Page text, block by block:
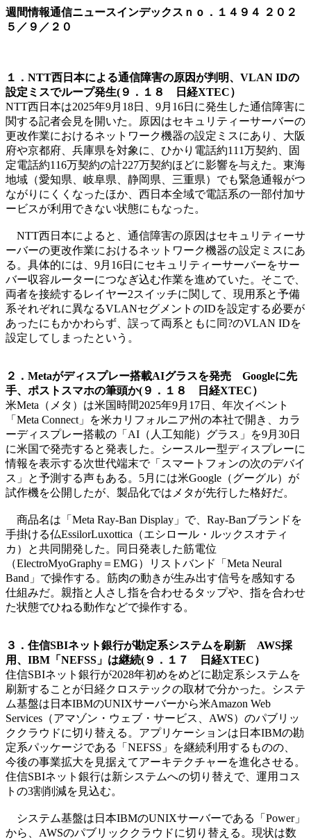
週間情報通信ニュースインデックスｎｏ． １４９４
２０２
５／９／２０
１．NTT西日本による通信障害の原因が判明、VLAN IDの
設定ミスでループ発生(９．１８ 日経XTEC）
NTT西日本は2025年9月18日、9月16日に発生した通信障害に
関する記者会見を開いた。原因はセキュリティーサーバーの
更改作業におけるネットワーク機器の設定ミスにあり、大阪
府や京都府、兵庫県を対象に、ひかり電話約111万契約、固
定電話約116万契約の計227万契約ほどに影響を与えた。東海
地域（愛知県、岐阜県、静岡県、三重県）でも緊急通報がつ
ながりにくくなったほか、西日本全域で電話系の一部付加サ
ービスが利用できない状態にもなった。
NTT西日本によると、通信障害の原因はセキュリティーサ
ーバーの更改作業におけるネットワーク機器の設定ミスにあ
る。具体的には、9月16日にセキュリティーサーバーをサー
バー収容ルーターにつなぎ込む作業を進めていた。そこで、
両者を接続するレイヤー2スイッチに関して、現用系と予備
系それぞれに異なるVLANセグメントのIDを設定する必要が
あったにもかかわらず、誤って両系ともに同?のVLAN IDを
設定してしまったという。
２．Metaがディスプレー搭載AIグラスを発売 Googleに先
手、ポストスマホの筆頭か(９．１８ 日経XTEC）
米Meta（メタ）は米国時間2025年9月17日、年次イベント
「Meta Connect」を米カリフォルニア州の本社で開き、カラ
ーディスプレー搭載の「AI（人工知能）グラス」を9月30日
に米国で発売すると発表した。シースルー型ディスプレーに
情報を表示する次世代端末で「スマートフォンの次のデバイ
ス」と予測する声もある。5月には米Google（グーグル）が
試作機を公開したが、製品化ではメタが先行した格好だ。
商品名は「Meta Ray-Ban Display」で、Ray-Banブランドを
手掛ける仏EssilorLuxottica（エシロール・ルックスオティ
カ）と共同開発した。同日発表した筋電位
（ElectroMyoGraphy＝EMG）リストバンド「Meta Neural
Band」で操作する。筋肉の動きが生み出す信号を感知する
仕組みだ。親指と人さし指を合わせるタップや、指を合わせ
た状態でひねる動作などで操作する。
３．住信SBIネット銀行が勘定系システムを刷新 AWS採
用、IBM「NEFSS」は継続(９．１７ 日経XTEC）
住信SBIネット銀行が2028年初めをめどに勘定系システムを
刷新することが日経クロステックの取材で分かった。システ
ム基盤は日本IBMのUNIXサーバーから米Amazon Web
Services（アマゾン・ウェブ・サービス、AWS）のパブリッ
ククラウドに切り替える。アプリケーションは日本IBMの勘
定系パッケージである「NEFSS」を継続利用するものの、
今後の事業拡大を見据えてアーキテクチャーを進化させる。
住信SBIネット銀行は新システムへの切り替えで、運用コス
トの3割削減を見込む。
システム基盤は日本IBMのUNIXサーバーである「Power」
から、AWSのパブリッククラウドに切り替える。現状は数